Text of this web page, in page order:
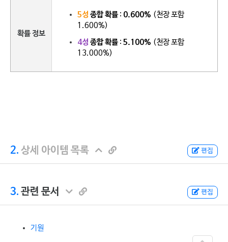
확률 정보
5성종합 확률: 0.600% (천장 포함
1.600%)
4성종합 확률: 5.100% (천장 포함
13.000%)
2. 상세 아이템 목록 편집
3. 관련 문서 편집
기원